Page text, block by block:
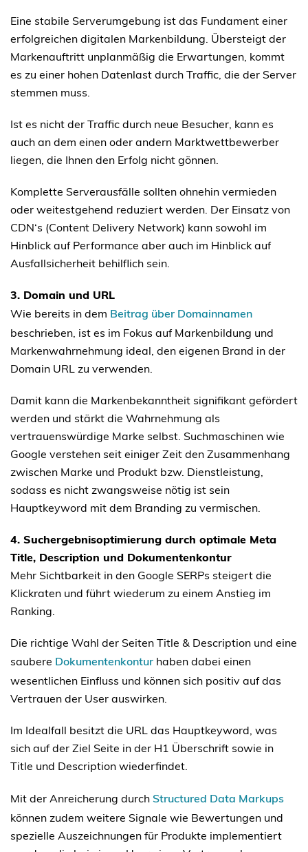
Eine stabile Serverumgebung ist das Fundament einer
erfolgreichen digitalen Markenbildung. Übersteigt der
Markenauftritt unplanmäßig die Erwartungen, kommt
es zu einer hohen Datenlast durch Traffic, die der Server
stemmen muss.
Ist es nicht der Traffic durch neue Besucher, kann es
auch an dem einen oder andern Marktwettbewerber
liegen, die Ihnen den Erfolg nicht gönnen.
Komplette Serverausfälle sollten ohnehin vermieden
oder weitestgehend reduziert werden. Der Einsatz von
CDN‘s (Content Delivery Network) kann sowohl im
Hinblick auf Performance aber auch im Hinblick auf
Ausfallsicherheit behilflich sein.
3. Domain und URL
Wie bereits in dem Beitrag über Domainnamen
beschrieben, ist es im Fokus auf Markenbildung und
Markenwahrnehmung ideal, den eigenen Brand in der
Domain URL zu verwenden.
Damit kann die Markenbekanntheit signifikant gefördert
werden und stärkt die Wahrnehmung als
vertrauenswürdige Marke selbst. Suchmaschinen wie
Google verstehen seit einiger Zeit den Zusammenhang
zwischen Marke und Produkt bzw. Dienstleistung,
sodass es nicht zwangsweise nötig ist sein
Hauptkeyword mit dem Branding zu vermischen.
4. Suchergebnisoptimierung durch optimale Meta
Title, Description und Dokumentenkontur
Mehr Sichtbarkeit in den Google SERPs steigert die
Klickraten und führt wiederum zu einem Anstieg im
Ranking.
Die richtige Wahl der Seiten Title & Description und eine
saubere Dokumentenkontur haben dabei einen
wesentlichen Einfluss und können sich positiv auf das
Vertrauen der User auswirken.
Im Idealfall besitzt die URL das Hauptkeyword, was
sich auf der Ziel Seite in der H1 Überschrift sowie in
Title und Description wiederfindet.
Mit der Anreicherung durch Structured Data Markups
können zudem weitere Signale wie Bewertungen und
spezielle Auszeichnungen für Produkte implementiert